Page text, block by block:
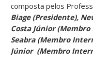
composta pelos
Biage (Presidente),
Costa Júnior
Seabra (Membro
Júnior (Membro